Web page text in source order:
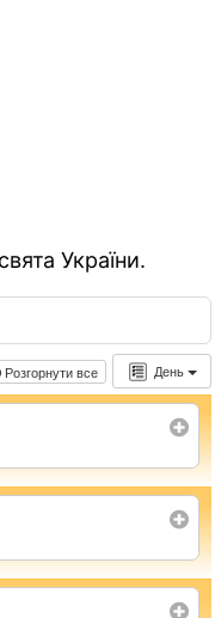
України.
День
Розгорнути все